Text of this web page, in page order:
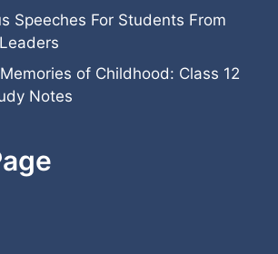
Speeches For Students From
of Childhood: Class 12
Notes